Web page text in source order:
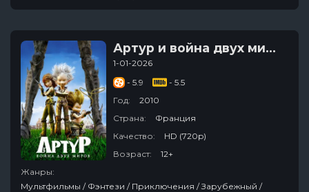
Артур и война двух миров
1-01-2026
- 5.9
- 5.5
Год:
2010
Страна:
Франция
Качество:
HD (720p)
Возраст:
12+
Жанры:
Мультфильмы / Фэнтези / Приключения / Зарубежный /